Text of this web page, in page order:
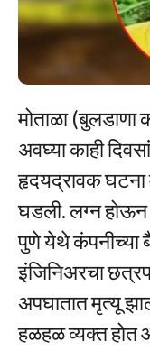
मोताळा (बुलडाणा
अवघ्या काही
हृदयद्रावक घटना
घडली. लग्न
पुणे येथे कंपनीच्या
इंजिनिअरचा
अपघातात मृत्यू
हळहळ व्यक्त होत